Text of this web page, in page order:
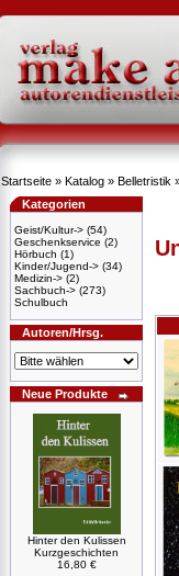
Startseite » Katalog » Belletristik
Kategorien
Geist/Kultur-> (54)
Geschenkservice (2)
Hörbuch (1)
Kinder/Jugend-> (34)
Medizin-> (2)
Sachbuch-> (273)
Schulbuch
Autoren/Hrsg.
Neue Produkte
Hinter den Kulissen
Kurzgeschichten
16,80 €